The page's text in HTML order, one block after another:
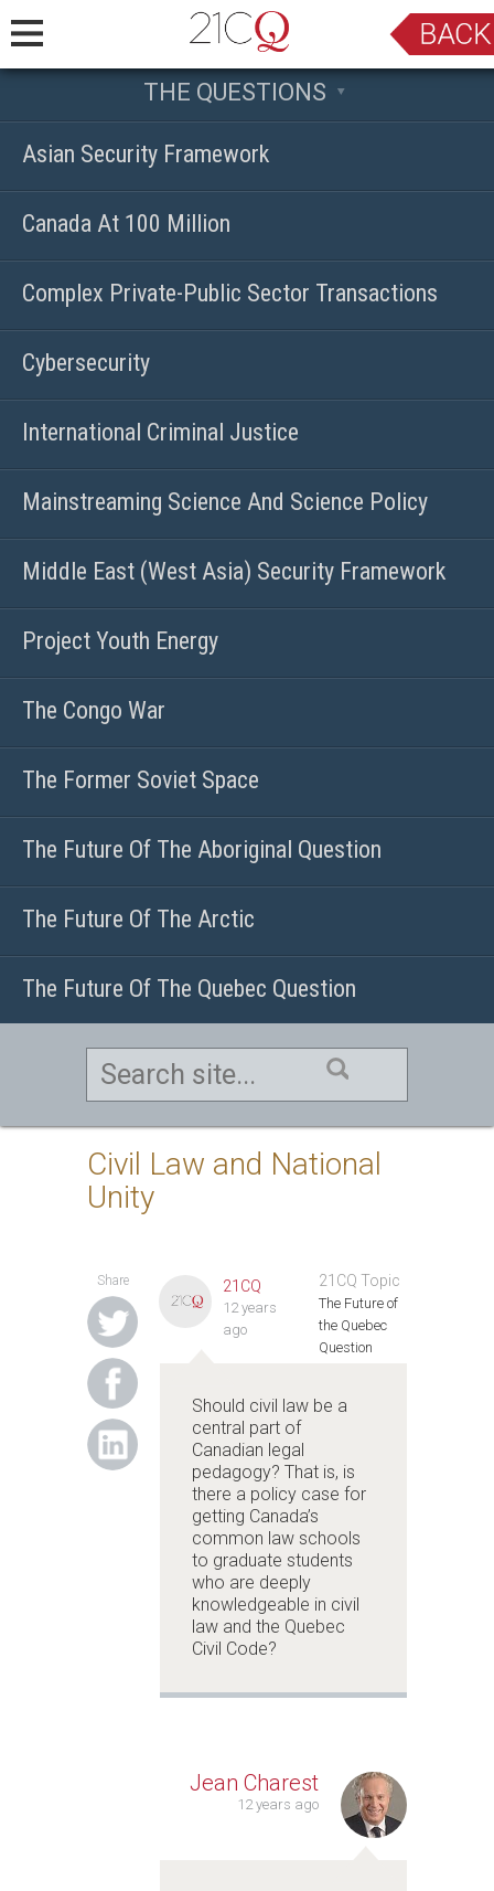
THE QUESTIONS
Asian Security Framework
Canada At 100 Million
Complex Private-Public Sector Transactions
Cybersecurity
International Criminal Justice
Mainstreaming Science And Science Policy
Middle East (West Asia) Security Framework
Project Youth Energy
The Congo War
The Former Soviet Space
The Future Of The Aboriginal Question
The Future Of The Arctic
The Future Of The Quebec Question
Civil Law and National
Unity
Share 21CQ Topic
The Future of
the Quebec
Question
21CQ
12 years
ago
Should civil law be a
central part of
Canadian legal
pedagogy? That is, is
there a policy case for
getting Canada’s
common law schools
to graduate students
who are deeply
knowledgeable in civil
law and the Quebec
Civil Code?
Jean Charest
12 years ago